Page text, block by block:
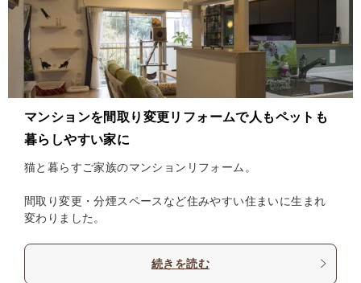
マンションを間取り変更リフォームで人もペットも
暮らしやすい家に
猫と暮らすご家族のマンションリフォーム。
間取り変更・分煙スペースなど住みやすい住まいに生まれ
変わりました。
続きを読む